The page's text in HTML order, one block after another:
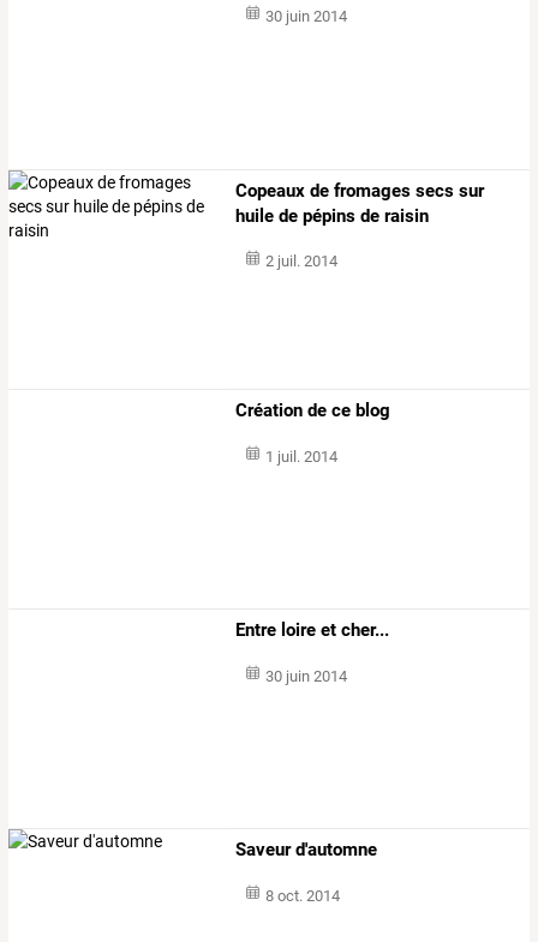
30 juin 2014
Copeaux de fromages secs sur
huile de pépins de raisin
2 juil. 2014
Création de ce blog
1 juil. 2014
Entre loire et cher...
30 juin 2014
Saveur d'automne
8 oct. 2014